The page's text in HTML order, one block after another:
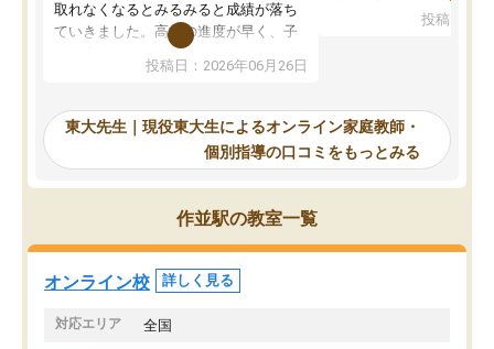
取れなくなるとみるみると成績が落ち
ていきました。高校の進度が早く、子
供も家に帰って勉強の話すると嫌な反
応を示します。東大先生にお願いして
れるので、親としても安心です。毎日
使える自習室とかもあり、わからない
ところがあれば先生が回答してくれる
のも重宝しています。
投稿日：2026年06月26日
で、当初は模試でD判定
自習室が毎日使えていつ
るのが心強かったよう
謝です。
投稿日：
東大先生｜現役東大生によるオンライン家庭教師・
個別指導の口コミをもっとみる
作並駅の教室一覧
オンライン校 詳しく見る
対応エリア 全国